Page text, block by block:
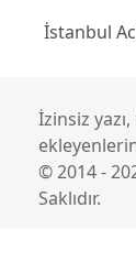
İstanbul
İzinsiz
© 2014 -
Saklıdır.